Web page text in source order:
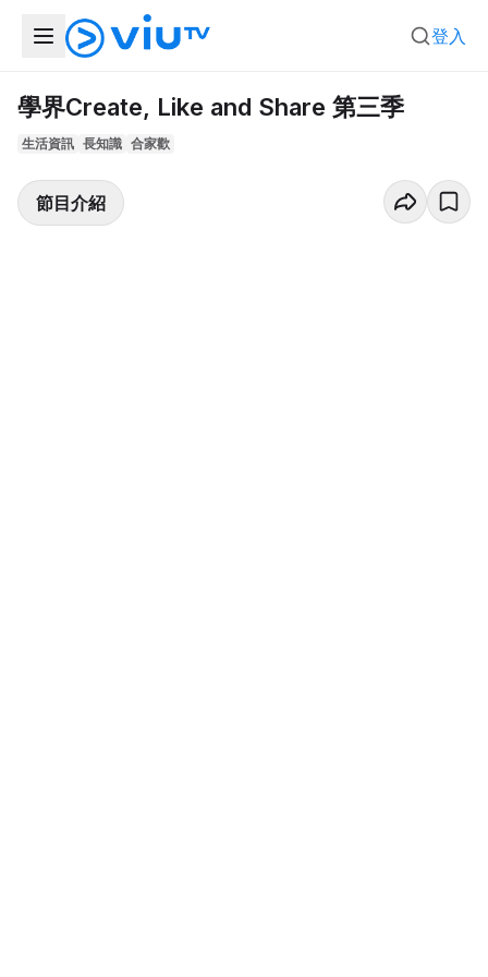
登入
學界Create, Like and Share 第三季
生活資訊 長知識 合家歡
節目介紹